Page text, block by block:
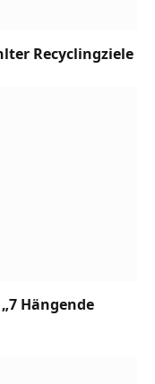
Recyclingziele
Hängende